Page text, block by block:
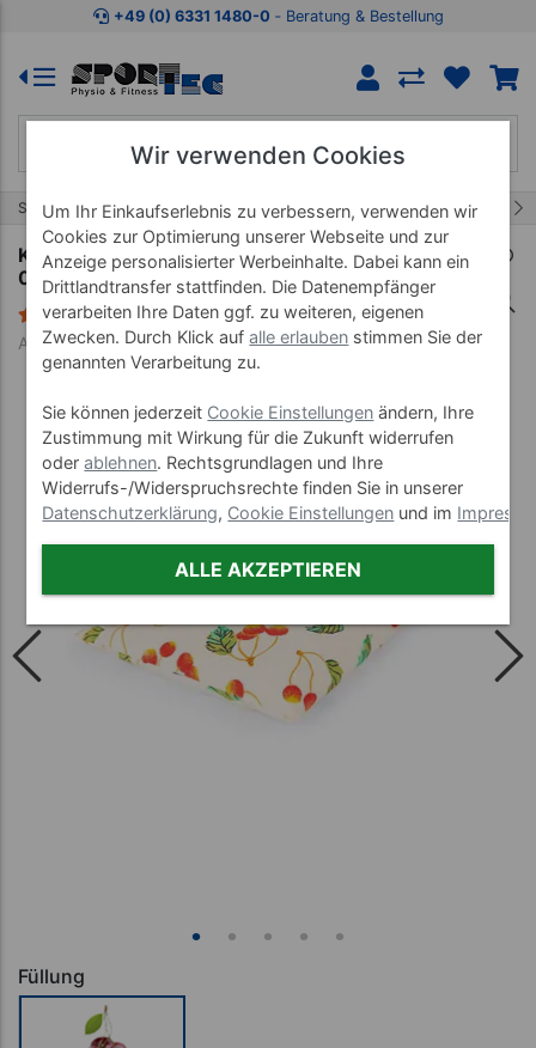
Zum Kaufbereich springen Zur Produktbeschreibung
+49 (0) 6331 1480-0 ‐ Beratung & Bestellung
Start Kalt-Warm Kompressen Wärmekissen 8/18
Kirschkernsäckchen mit Baumwollbezug klein,
0,35 kg, LxB 19x19 cm
1 Bewertung
Art-Nr. 21930
Füllung
Wir verwenden Cookies
Um Ihr Einkaufserlebnis zu verbessern, verwenden wir
Cookies zur Optimierung unserer Webseite und zur
Anzeige personalisierter Werbeinhalte. Dabei kann ein
Drittlandtransfer stattfinden. Die Datenempfänger
verarbeiten Ihre Daten ggf. zu weiteren, eigenen
Zwecken. Durch Klick aufalle erlauben stimmen Sie der
genannten Verarbeitung zu.
Sie können jederzeit Cookie Einstellungen ändern, Ihre
Zustimmung mit Wirkung für die Zukunft widerrufen
oderablehnen. Rechtsgrundlagen und Ihre
Widerrufs-/Widerspruchsrechte finden Sie in unserer
Datenschutzerklärung, Cookie Einstellungen und im
ALLE AKZEPTIEREN